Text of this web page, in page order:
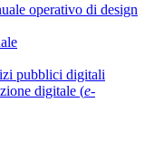
operativo di design
pubblici digitali
digitale (e-